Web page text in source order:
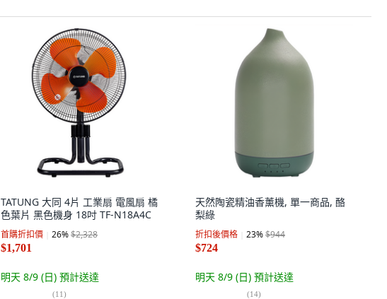
TATUNG 大同 4片 工業扇 電風扇 橘
色葉片 黑色機身 18吋 TF-N18A4C
首購折扣價 26%$2,328
$1,701
明天 8/9 (日) 預計送達
(11)
天然陶瓷精油香薰機, 單一商品, 酪
梨綠
折扣後價格 23%$944
$724
明天 8/9 (日) 預計送達
(14)